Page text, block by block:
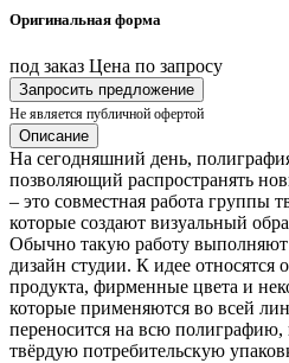
Оригинальная форма
под заказ Цена по запросу
Запросить предложение
Не является публичной офертой
Описание
На сегодняшний день,
позволяющий распространять
– это совместная работа группы
которые создают визуальный
Обычно такую работу выполняют
дизайн студии. К идее
продукта, фирменные цвета и
которые применяются во всей
переносится на всю полиграфию,
твёрдую потребительскую